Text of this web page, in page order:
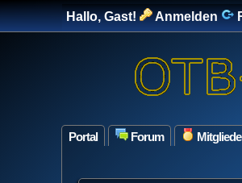
Hallo, Gast! Anmelden
Portal Forum